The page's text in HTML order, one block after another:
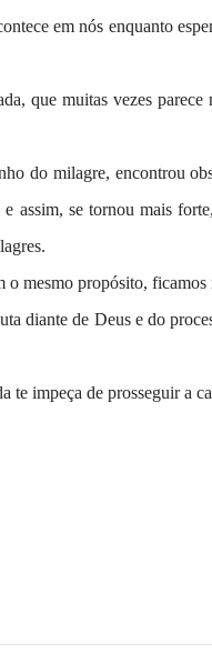
em nós enquanto
que muitas vezes
do milagre, encontrou
assim, se tornou mais
o mesmo propósito, ficamos
diante de Deus e do
te impeça de prosseguir a